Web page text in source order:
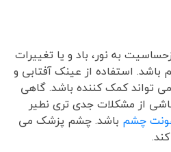
به نور، باد و یا تغییرات
استفاده از عینک آفتابی و
کمک کننده باشد. گاهی
از مشکلات جدی تری نطیر
چشم باشد. چشم پزشک می